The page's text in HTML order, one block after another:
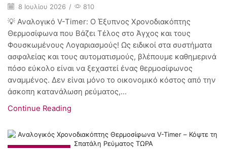
8 Ιουλίου 2026 / 810
💡 Αναλογικό V-Timer: Ο Έξυπνος Χρονοδιακόπτης
Θερμοσίφωνα που Βάζει Τέλος στο Άγχος και τους
Φουσκωμένους Λογαριασμούς! Ως ειδικοί στα συστήματα
ασφαλείας και τους αυτοματισμούς, βλέπουμε καθημερινά
πόσο εύκολο είναι να ξεχαστεί ένας θερμοσίφωνος
αναμμένος. Δεν είναι μόνο το οικονομικό κόστος από την
άσκοπη κατανάλωση ρεύματος,...
Continue Reading